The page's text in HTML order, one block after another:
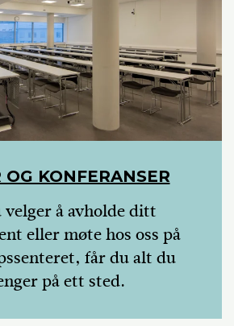
KONFERANSER
velger å avholde ditt
eller møte hos oss på
får du alt du
på ett sted.